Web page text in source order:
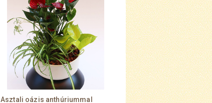
Asztali oázis anthúriummal